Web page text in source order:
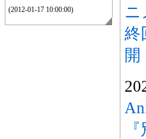
(2012-01-17 10:00:00)
ニ
終
開